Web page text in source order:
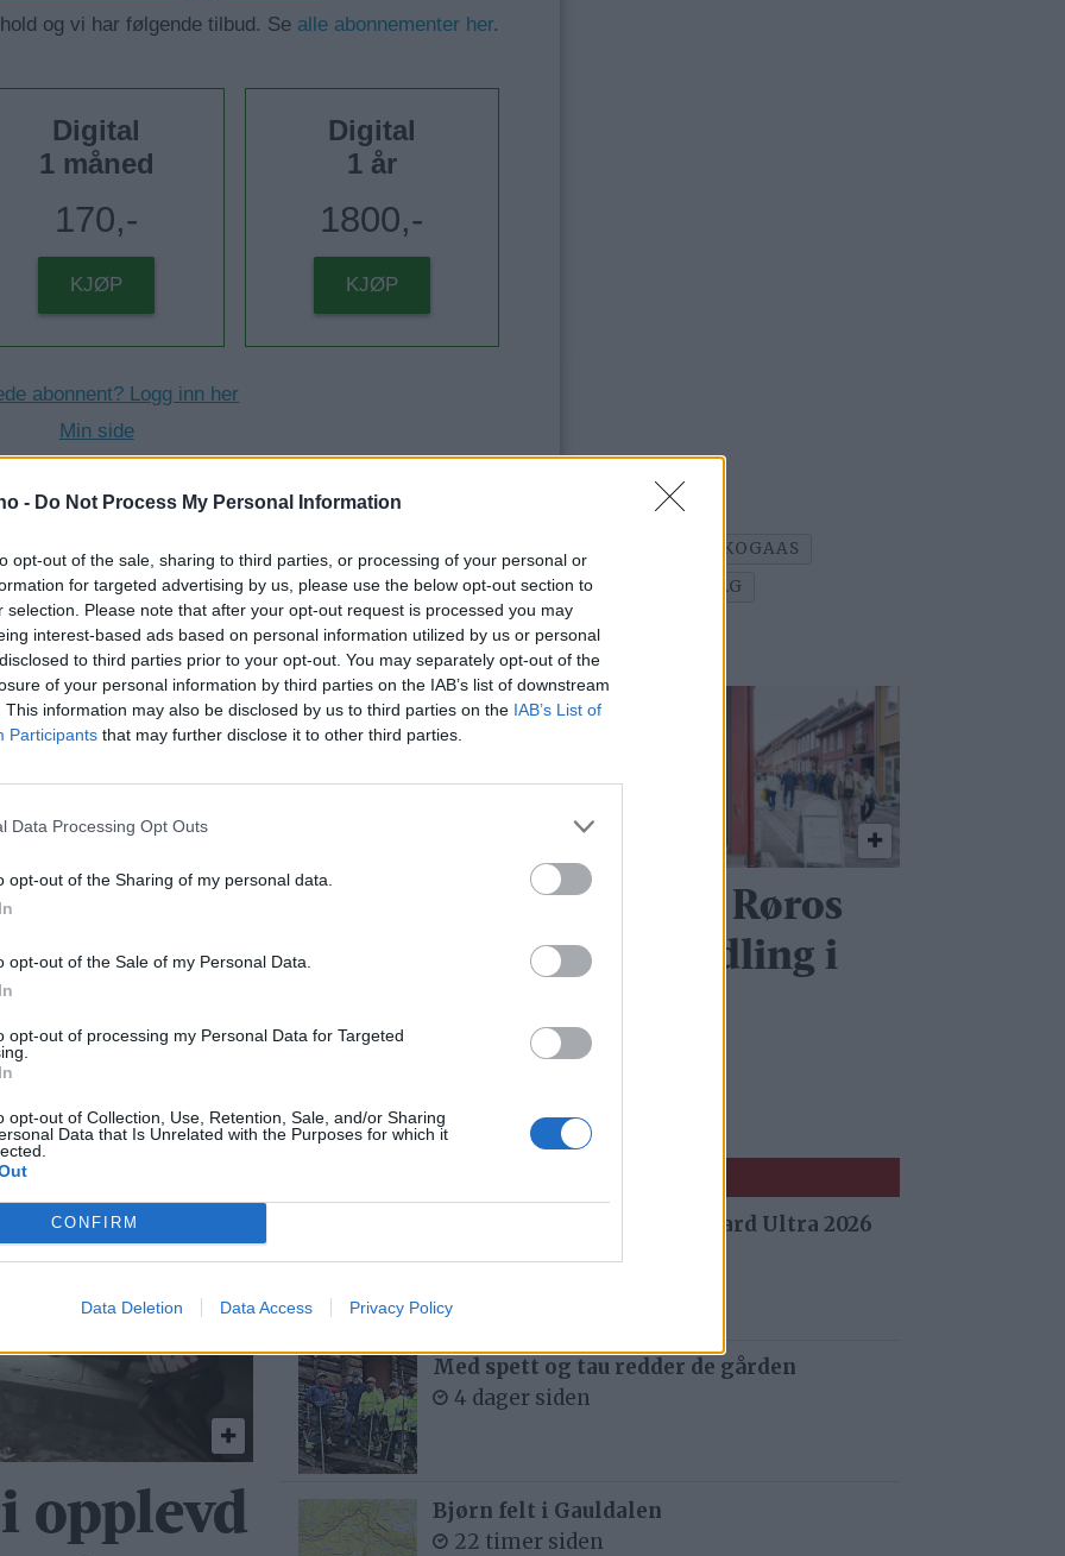
- Do Not Process My Personal Information
opt-out of the sale, sharing to third parties, or processing of your personal or
for targeted advertising by us, please use the below opt-out section to
selection. Please note that after your opt-out request is processed you may
interest-based ads based on personal information utilized by us or personal
to third parties prior to your opt-out. You may separately opt-out of the
of your personal information by third parties on the IAB’s list of downstream
This information may also be disclosed by us to third parties on the IAB’s List of
Participants that may further disclose it to other third parties.
Data Processing Opt Outs
opt-out of the Sharing of my personal data.
opt-out of the Sale of my Personal Data.
opt-out of processing my Personal Data for Targeted
opt-out of Collection, Use, Retention, Sale, and/or Sharing
Data that Is Unrelated with the Purposes for which it
CONFIRM
Data Deletion Data Access Privacy Policy
og vi har følgende tilbud. Se alle abonnementer her.
Digital
1 måned
170,-
KJØP
Digital
1 år
1800,-
KJØP
abonnent? Logg inn her
Min side
STENMO NYHETER LOKALHISTORIE KULTUR KARI VÅRHUS
KARI SKOGAAS
HOLTÅLEN HISTORIE BORGHILD OSØIEN-FORODDEN ÅLEN HISTORIELAG
men det kunne ha
Lea tar over Røros
Kunstformidling i
opplevd
Se opptak fra Stuggu Backyard Ultra 2026
6 dager siden
Med spett og tau redder de gården
4 dager siden
Bjørn felt i Gauldalen
22 timer siden